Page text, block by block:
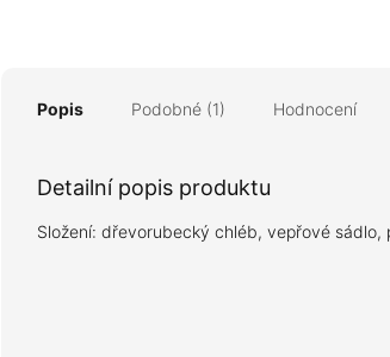
Popis Podobné (1) Hodnocení
Detailní popis produktu
Složení: dřevorubecký chléb, vepřové sádlo,